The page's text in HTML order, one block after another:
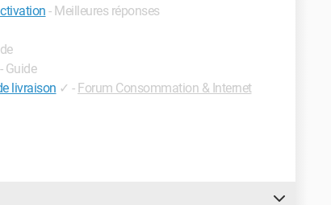
- Meilleures réponses
- Guide
livraison ✓ - Forum Consommation & Internet